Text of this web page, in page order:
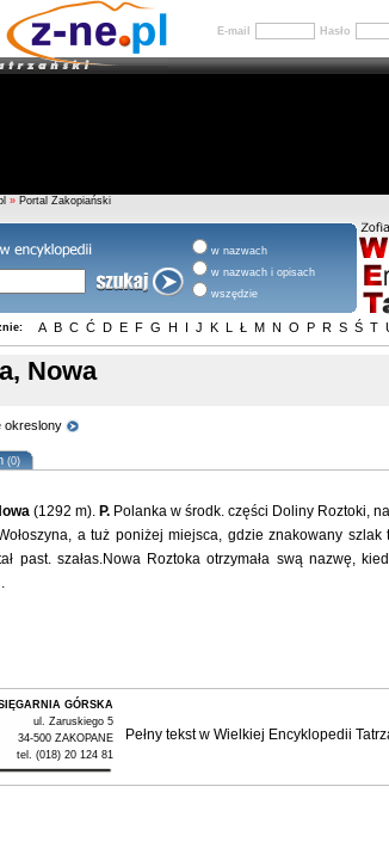
E-mail Hasło
» Portal Zakopiański
w nazwach
w nazwach i opisach
wszędzie
A B C Ć D E F G H I J K L Ł M N O P R S Ś T
Nowa
okreslony
(0)
(1292 m). P. Polanka w środk. części Doliny Roztoki,
a tuż poniżej miejsca, gdzie znakowany
past. szałas.Nowa Roztoka otrzymała swą nazwę,
GÓRSKA
ul. Zaruskiego 5
34-500 ZAKOPANE
tel. (018) 20 124 81
Pełny tekst w Wielkiej Encyklopedii